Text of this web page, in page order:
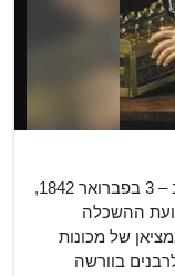
אברהם יעקב שטרן (1762 בערך, הרובישוב – 3 בפברואר 1842,
ההשכלה
של מכונות
בוורשה